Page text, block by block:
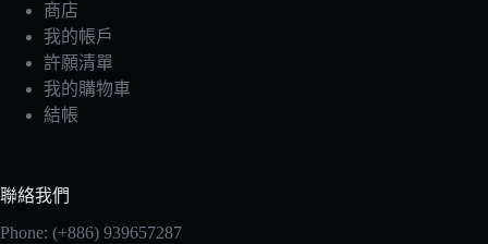
商店
我的帳戶
許願清單
我的購物車
結帳
聯絡我們
Phone: (+886) 939657287